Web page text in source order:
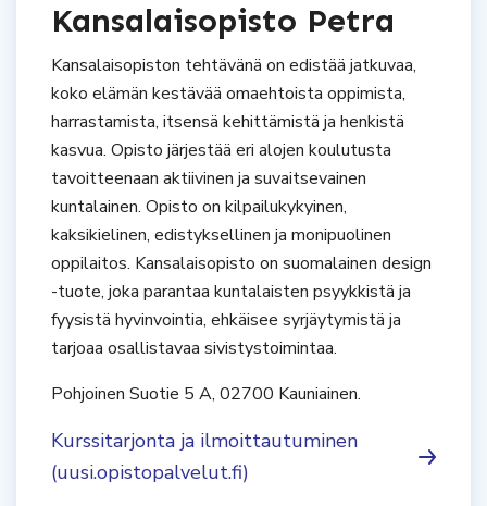
Kansalaisopisto Petra
Kansalaisopiston tehtävänä on edistää jatkuvaa,
koko elämän kestävää omaehtoista oppimista,
harrastamista, itsensä kehittämistä ja henkistä
kasvua. Opisto järjestää eri alojen koulutusta
tavoitteenaan aktiivinen ja suvaitsevainen
kuntalainen. Opisto on kilpailukykyinen,
kaksikielinen, edistyksellinen ja monipuolinen
oppilaitos. Kansalaisopisto on suomalainen design
-tuote, joka parantaa kuntalaisten psyykkistä ja
fyysistä hyvinvointia, ehkäisee syrjäytymistä ja
tarjoaa osallistavaa sivistystoimintaa.
Pohjoinen Suotie 5 A, 02700 Kauniainen.
Kurssitarjonta ja ilmoittautuminen
(uusi.opistopalvelut.fi)